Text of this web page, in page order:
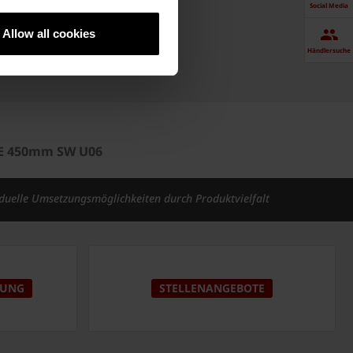
Allow all cookies
Social Media
Händlersuche
SW U06
Umsetzungsmöglichkeiten durch Produktvielfalt
STELLENANGEBOTE